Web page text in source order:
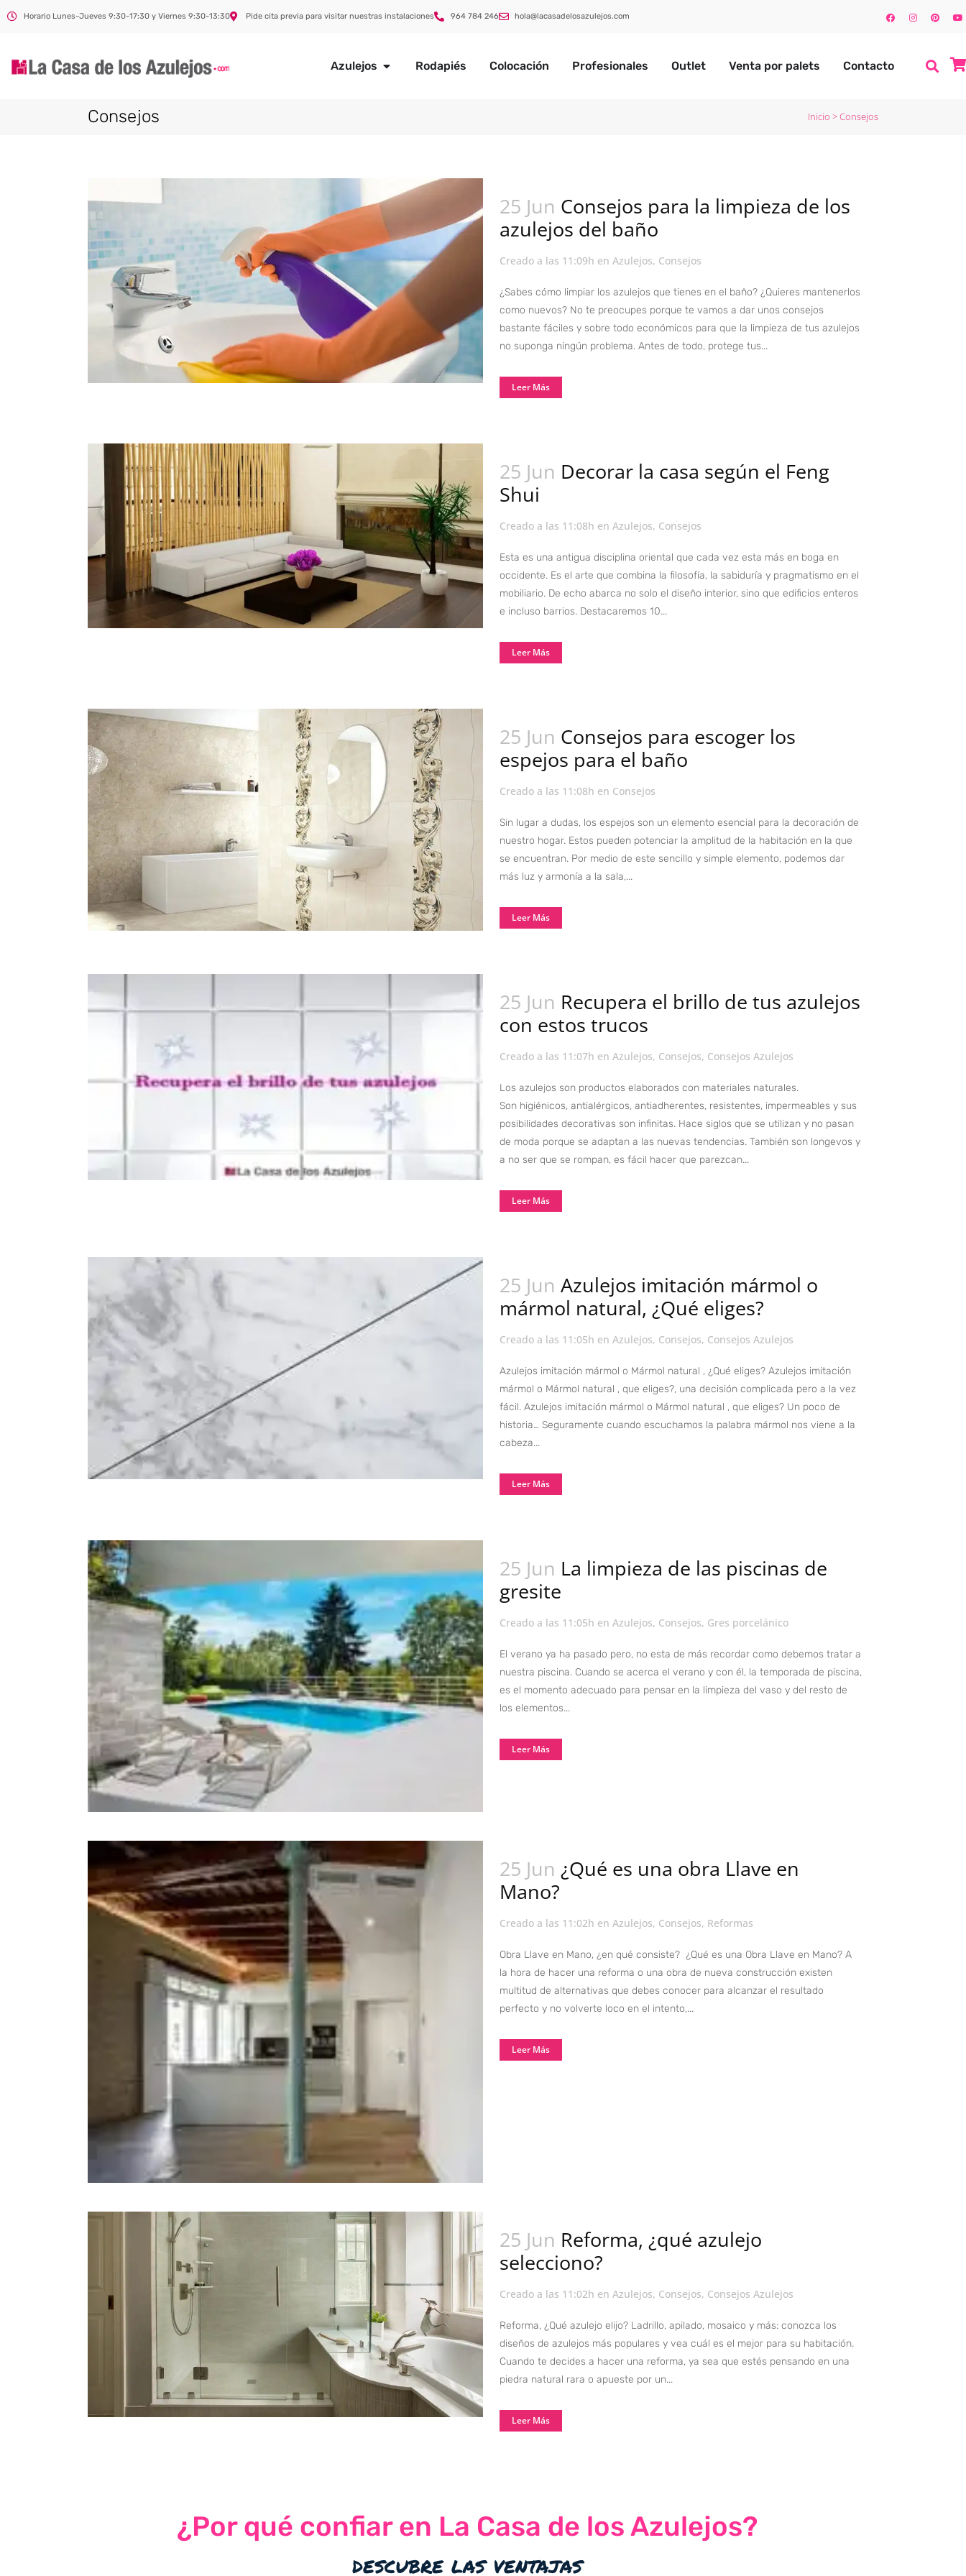
Horario Lunes-Jueves 9:30-17:30 y Viernes 9:30-13:30 Pide cita previa para visitar nuestras instalaciones 964 784 246 hola@lacasadelosazulejos.com
Azulejos Rodapiés Colocación Profesionales Outlet Venta por palets Contacto
Consejos Inicio >Consejos
25 Jun Consejos para la limpieza de los
azulejos del baño
Creado a las 11:09h en Azulejos, Consejos
¿Sabes cómo limpiar los azulejos que tienes en el baño? ¿Quieres mantenerlos
como nuevos? No te preocupes porque te vamos a dar unos consejos
bastante fáciles y sobre todo económicos para que la limpieza de tus azulejos
no suponga ningún problema. Antes de todo, protege tus...
Leer Más
25 Jun Decorar la casa según el Feng
Shui
Creado a las 11:08h en Azulejos, Consejos
Esta es una antigua disciplina oriental que cada vez esta más en boga en
occidente. Es el arte que combina la filosofía, la sabiduría y pragmatismo en el
mobiliario. De echo abarca no solo el diseño interior, sino que edificios enteros
e incluso barrios. Destacaremos 10...
Leer Más
25 Jun Consejos para escoger los
espejos para el baño
Creado a las 11:08h en Consejos
Sin lugar a dudas, los espejos son un elemento esencial para la decoración de
nuestro hogar. Estos pueden potenciar la amplitud de la habitación en la que
se encuentran. Por medio de este sencillo y simple elemento, podemos dar
más luz y armonía a la sala,...
Leer Más
25 Jun Recupera el brillo de tus azulejos
con estos trucos
Creado a las 11:07h en Azulejos, Consejos, Consejos Azulejos
Los azulejos son productos elaborados con materiales naturales.
Son higiénicos, antialérgicos, antiadherentes, resistentes, impermeables y sus
posibilidades decorativas son infinitas. Hace siglos que se utilizan y no pasan
de moda porque se adaptan a las nuevas tendencias. También son longevos y
a no ser que se rompan, es fácil hacer que parezcan...
Leer Más
25 Jun Azulejos imitación mármol o
mármol natural, ¿Qué eliges?
Creado a las 11:05h en Azulejos, Consejos, Consejos Azulejos
Azulejos imitación mármol o Mármol natural , ¿Qué eliges? Azulejos imitación
mármol o Mármol natural , que eliges?, una decisión complicada pero a la vez
fácil. Azulejos imitación mármol o Mármol natural , que eliges? Un poco de
historia… Seguramente cuando escuchamos la palabra mármol nos viene a la
cabeza...
Leer Más
25 Jun La limpieza de las piscinas de
gresite
Creado a las 11:05h en Azulejos, Consejos, Gres porcelánico
El verano ya ha pasado pero, no esta de más recordar como debemos tratar a
nuestra piscina. Cuando se acerca el verano y con él, la temporada de piscina,
es el momento adecuado para pensar en la limpieza del vaso y del resto de
los elementos...
Leer Más
25 Jun ¿Qué es una obra Llave en
Mano?
Creado a las 11:02h en Azulejos, Consejos, Reformas
Obra Llave en Mano, ¿en qué consiste? ¿Qué es una Obra Llave en Mano? A
la hora de hacer una reforma o una obra de nueva construcción existen
multitud de alternativas que debes conocer para alcanzar el resultado
perfecto y no volverte loco en el intento,...
Leer Más
25 Jun Reforma, ¿qué azulejo
selecciono?
Creado a las 11:02h en Azulejos, Consejos, Consejos Azulejos
Reforma, ¿Qué azulejo elijo? Ladrillo, apilado, mosaico y más: conozca los
diseños de azulejos más populares y vea cuál es el mejor para su habitación.
Cuando te decides a hacer una reforma, ya sea que estés pensando en una
piedra natural rara o apueste por un...
Leer Más
¿Por qué confiar en La Casa de los Azulejos?
descubre las ventajas